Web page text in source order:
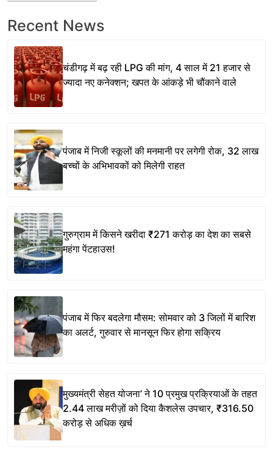
Recent News
चंडीगढ़ में बढ़ रही LPG की मांग, 4 साल में 21 हजार से
ज्यादा नए कनेक्शन; खपत के आंकड़े भी चौंकाने वाले
पंजाब में निजी स्कूलों की मनमानी पर लगेगी रोक, 32 लाख
बच्चों के अभिभावकों को मिलेगी राहत
गुरुग्राम में किसने खरीदा ₹271 करोड़ का देश का सबसे
महंगा पेंटहाउस!
पंजाब में फिर बदलेगा मौसम: सोमवार को 3 जिलों में बारिश
का अलर्ट, गुरुवार से मानसून फिर होगा सक्रिय
मुख्यमंत्री सेहत योजना’ ने 10 प्रमुख प्रक्रियाओं के तहत
2.44 लाख मरीज़ों को दिया कैशलेस उपचार, ₹316.50
करोड़ से अधिक ख़र्च